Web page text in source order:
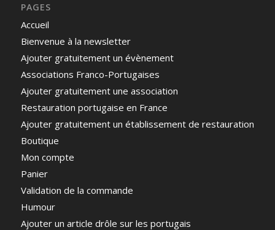
PAGES
Accueil
Bienvenue à la newsletter
Ajouter gratuitement un évènement
Associations Franco-Portugaises
Ajouter gratuitement une association
Restauration portugaise en France
Ajouter gratuitement un établissement de restauration
Boutique
Mon compte
Panier
Validation de la commande
Humour
Ajouter un article drôle sur les portugais